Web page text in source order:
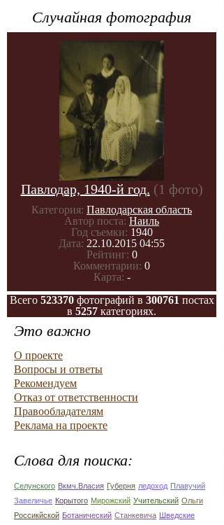
Случайная фотография
Павлодар, 1940-й год. (1 фото)
Категория: Павлодарская область
Автор поста: Наиль
Год съемки: 1940
Дата: 22.10.2015 04:55
Рейтинг: 0
Комментарии: 0
Карта: -
Всего 523370фотографий в 300761 постах
в 5257 категориях.
Это важно
О проекте
Вопросы и ответы
Рекомендуем
Отказ от ответственности
Правообладателям
Реклама на проекте
Слова для поиска:
Селунского Вкмч.Власия Губерня ледоход Плавучий
Завеличье Корытого Мирожский Учительский Ольги
Россикйской Ботанический Станкевича Шведские